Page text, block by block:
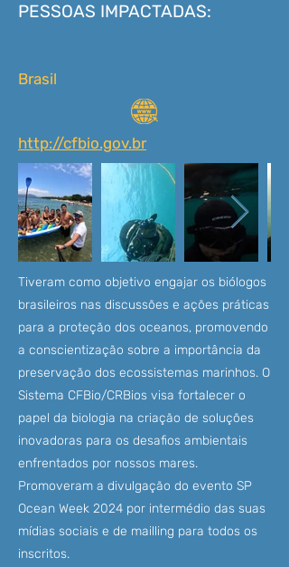
PESSOAS IMPACTADAS:
Brasil
http://cfbio.gov.br
Tiveram como objetivo engajar os biólogos
brasileiros nas discussões e ações práticas
para a proteção dos oceanos, promovendo
a conscientização sobre a importância da
preservação dos ecossistemas marinhos. O
Sistema CFBio/CRBios visa fortalecer o
papel da biologia na criação de soluções
inovadoras para os desafios ambientais
enfrentados por nossos mares.
Promoveram a divulgação do evento SP
Ocean Week 2024 por intermédio das suas
mídias sociais e de mailling para todos os
inscritos.